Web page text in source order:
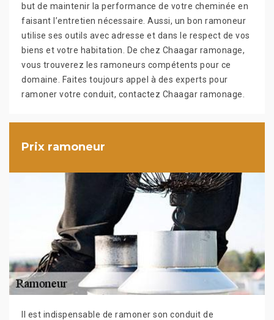
but de maintenir la performance de votre cheminée en
faisant l’entretien nécessaire. Aussi, un bon ramoneur
utilise ses outils avec adresse et dans le respect de vos
biens et votre habitation. De chez Chaagar ramonage,
vous trouverez les ramoneurs compétents pour ce
domaine. Faites toujours appel à des experts pour
ramoner votre conduit, contactez Chaagar ramonage.
Prix ramoneur
Il est indispensable de ramoner son conduit de